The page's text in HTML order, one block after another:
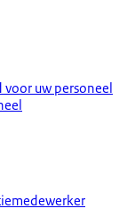
uw personeel